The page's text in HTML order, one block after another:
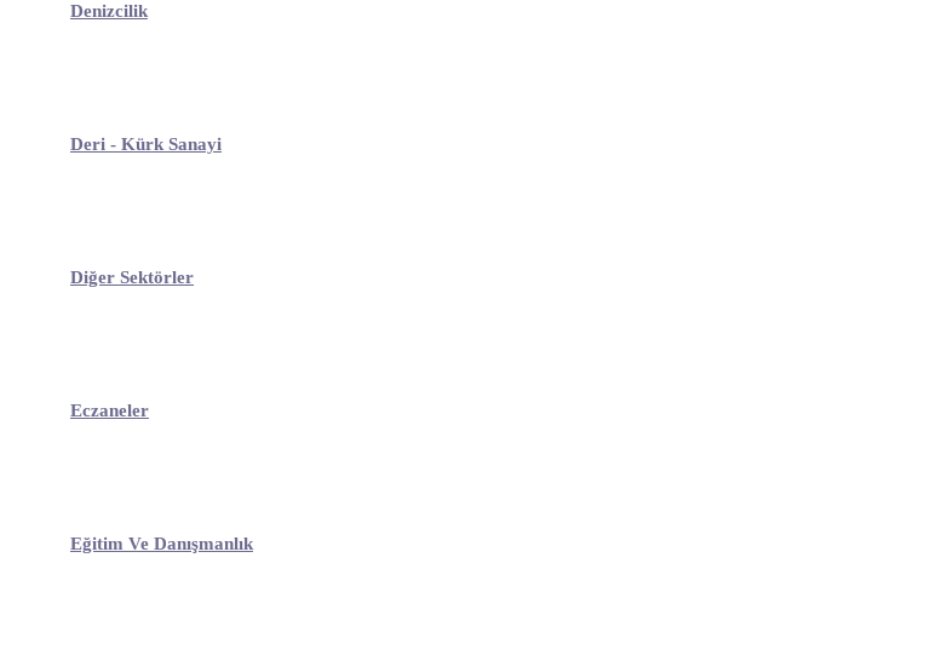
Denizcilik
Deri - Kürk Sanayi
Diğer Sektörler
Eczaneler
Eğitim Ve Danışmanlık